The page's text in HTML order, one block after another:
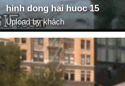
hinh dong hai huoc 15
Upload by khách